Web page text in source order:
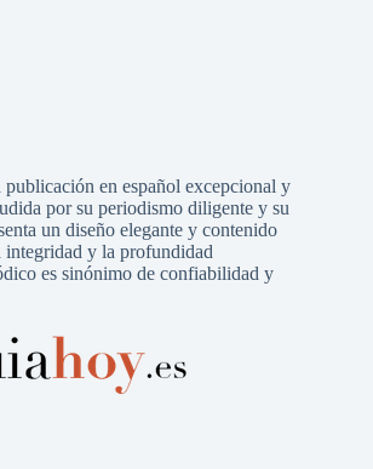
publicación en español excepcional y
por su periodismo diligente y su
un diseño elegante y contenido
y la profundidad
es sinónimo de confiabilidad y